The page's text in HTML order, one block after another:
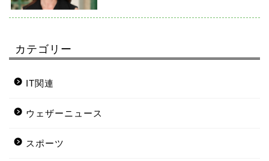
カテゴリー
IT関連
ウェザーニュース
スポーツ